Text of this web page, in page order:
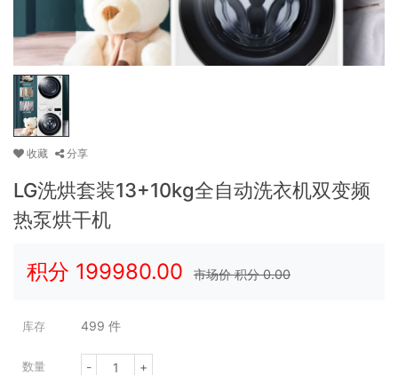
收藏 分享
LG洗烘套装13+10kg全自动洗衣机双变频
热泵烘干机
积分 199980.00 市场价 积分0.00
库存 499 件
数量 - +